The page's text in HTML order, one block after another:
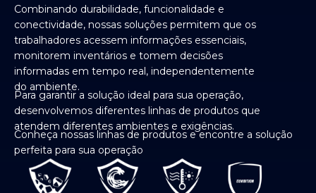
Combinando durabilidade, funcionalidade e
conectividade, nossas soluções permitem que os
trabalhadores acessem informações essenciais,
monitorem inventários e tomem decisões
informadas em tempo real, independentemente
do ambiente.
Para garantir a solução ideal para sua operação,
desenvolvemos diferentes linhas de produtos que
atendem diferentes ambientes e exigências.
Conheça nossas linhas de produtos e encontre a solução
perfeita para sua operação